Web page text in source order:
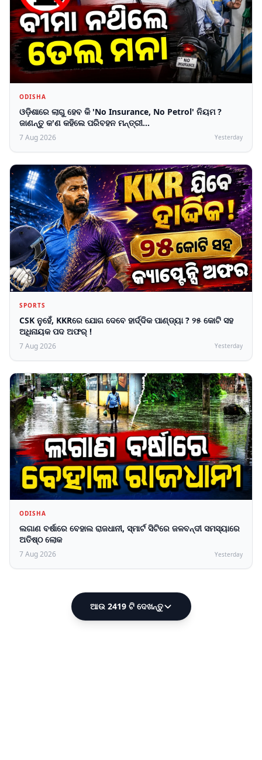
ODISHA
ଓଡ଼ିଶାରେ ଲାଗୁ ହେବ କି 'No Insurance, No Petrol' ନିୟମ ?
ଜାଣନ୍ତୁ କ'ଣ କହିଲେ ପରିବହନ ମନ୍ତ୍ରୀ...
7 Aug 2026 Yesterday
SPORTS
CSK ନୁହେଁ, KKRରେ ଯୋଗ ଦେବେ ହାର୍ଦ୍ଦିକ ପାଣ୍ଡ୍ୟା ? ୨୫ କୋଟି ସହ
ଅଧିନାୟକ ପଦ ଅଫର୍ !
7 Aug 2026 Yesterday
ODISHA
ଲଗାଣ ବର୍ଷାରେ ବେହାଲ ରାଜଧାନୀ, ସ୍ମାର୍ଟ ସିଟିରେ ଜଳବନ୍ଦୀ ସମସ୍ୟାରେ
ଅତିଷ୍ଠ ଲୋକ
7 Aug 2026 Yesterday
ଆଉ 2419 ଟି ଦେଖନ୍ତୁ